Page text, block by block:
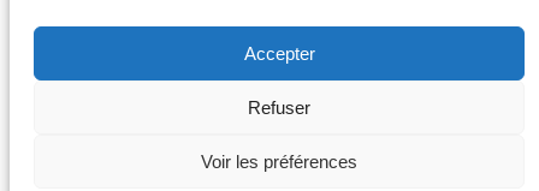
Accepter
Refuser
Voir les préférences
Mentions légales
Politique de cookies (UE)